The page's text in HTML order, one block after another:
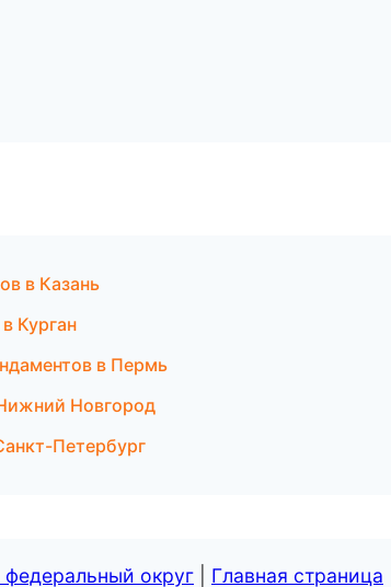
в Казань
Курган
в Пермь
Новгород
Петербург
округ Главная страница